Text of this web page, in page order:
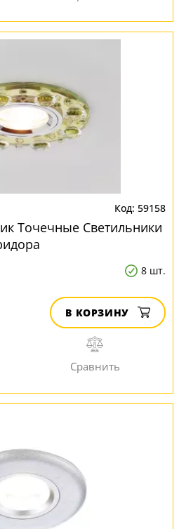
59158
Точечные Светильники
8 шт.
В КОРЗИНУ